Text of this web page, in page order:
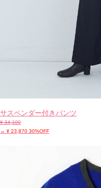
サスペンダー付きパンツ
¥ 34,100
→ ¥ 23,870 30%OFF